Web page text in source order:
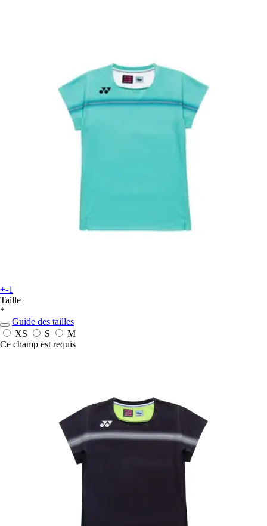
+-1
Taille
*
Guide des tailles
XS
S
M
Ce champ est requis